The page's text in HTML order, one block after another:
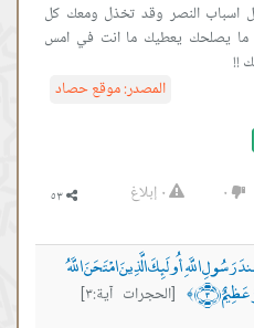
اسباب النصر وقد تخذل ومعك كل
ما يصلحك يعطيك ما انت في امس
!!
المصدر:موقع حصاد
٠ ٠ إبلاغ
اللَّهِ أُولَئِكَ الَّذِينَ امْتَحَنَ اللَّهُ
﴿٣﴾ ﴾
[الحجرات آية:٣]